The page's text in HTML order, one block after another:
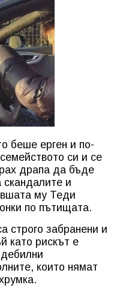
беше ерген и по-
си и се
драпа да бъде
и
му Теди
по пътищата.
строго забранени и
като рискът е
които нямат